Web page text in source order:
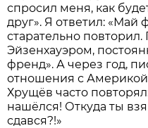
спросил меня, как
друг». Я ответил: «Май
старательно
Эйзенхауэром,
френд». А через год,
отношения с
Хрущёв часто
нашёлся! Откуда ты
сдався?!»